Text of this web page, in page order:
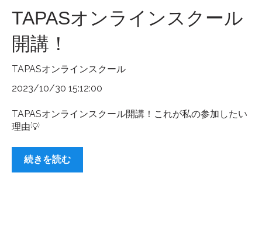
TAPASオンラインスクール
開講！
TAPASオンラインスクール
2023/10/30 15:12:00
TAPASオンラインスクール開講！これが私の参加したい
理由💡
続きを読む